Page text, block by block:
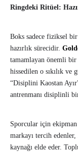
Ringdeki Ritüel:
Boks sadece fiziksel
hazırlık sürecidir.
tamamlayan önemli bir
hissedilen o sıkılık ve
“Disiplini Kaostan
antrenmanı disiplinli
Sporcular için ekipman
markayı tercih
kaynağı elde eder.